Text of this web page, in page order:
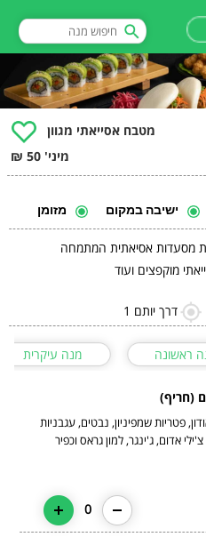
מטבח אסייאתי מגוון
מיני' 50 ₪
ישיבה במקום מזומן
מסעדות אסיאתית המתמחה
מוקפצים ועוד
דרך יותם 1
ראשונה מנה עיקרית
(חריף)
פטריות שמפיניון, נבטים, עגבניות
אדום, ג'ינגר, למון גראס וכפיר
0